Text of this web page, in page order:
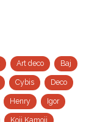
Art deco Baj
Cybis Deco
Henry Igor
Koji Kamoji